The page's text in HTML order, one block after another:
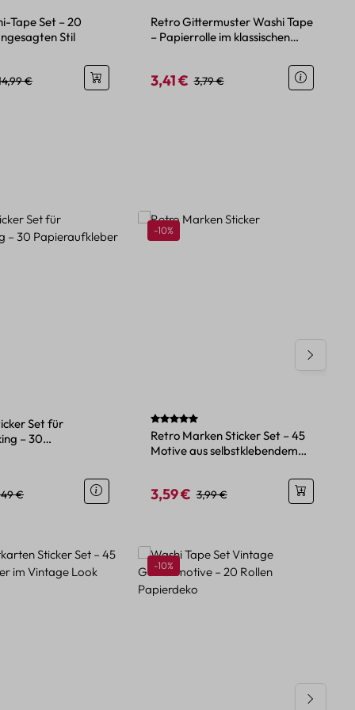
Tape Set – 20
Stil
Preis:
€
Retro Gittermuster Washi Tape
– Papierrolle im klassischen
Verkaufspreis:
3,41 € Regulärer Preis:
3,79 €
Set für
– 30
Preis:
€
Rabatt
-10%
Durchschnittliche Bewertung von 5 von
Retro Marken Sticker Set – 45
Motive aus selbstklebendem
Verkaufspreis:
3,59 € Regulärer Preis:
3,99 €
Rabatt
-10%